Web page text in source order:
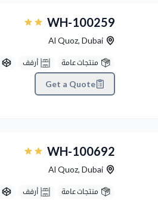
WH-100259
Al Quoz, Dubai
منتجات عامة أرفف
Get a Quote
WH-100692
Al Quoz, Dubai
منتجات عامة أرفف